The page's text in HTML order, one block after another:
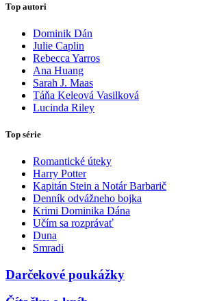
Top autori
Dominik Dán
Julie Caplin
Rebecca Yarros
Ana Huang
Sarah J. Maas
Táňa Keleová Vasilková
Lucinda Riley
Top série
Romantické úteky
Harry Potter
Kapitán Stein a Notár Barbarič
Denník odvážneho bojka
Krimi Dominika Dána
Učím sa rozprávať
Duna
Smradi
Darčekové poukážky